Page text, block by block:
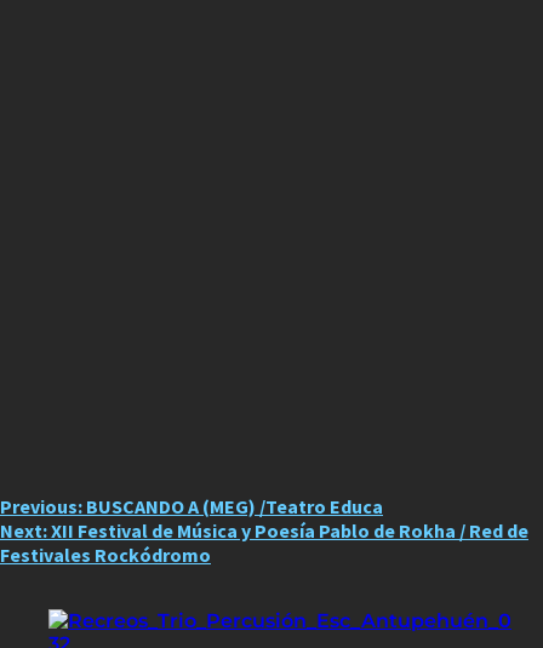
Post
navigation
Previous: BUSCANDO A (MEG) /Teatro Educa
Next:XII Festival de Música y Poesía Pablo de Rokha / Red de
Festivales Rockódromo